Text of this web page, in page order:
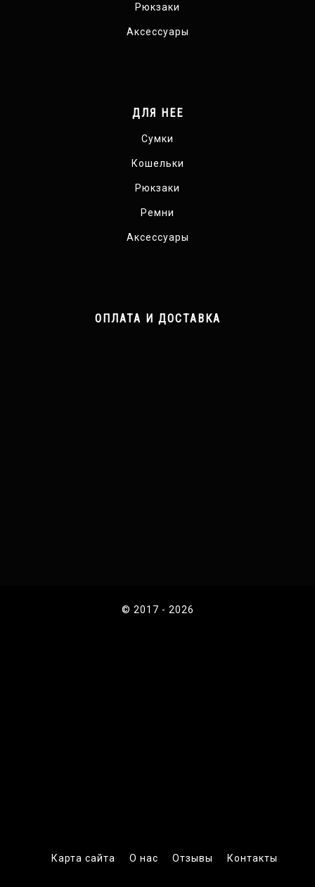
Рюкзаки
Аксессуары
ДЛЯ НЕЕ
Сумки
Кошельки
Рюкзаки
Ремни
Аксессуары
ОПЛАТА И ДОСТАВКА
© 2017 - 2026
Карта сайта О нас Отзывы Контакты